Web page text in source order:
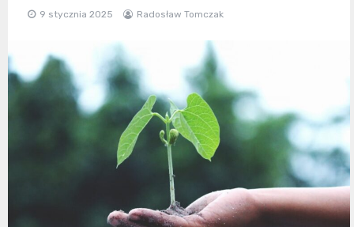
9 stycznia 2025 Radosław Tomczak